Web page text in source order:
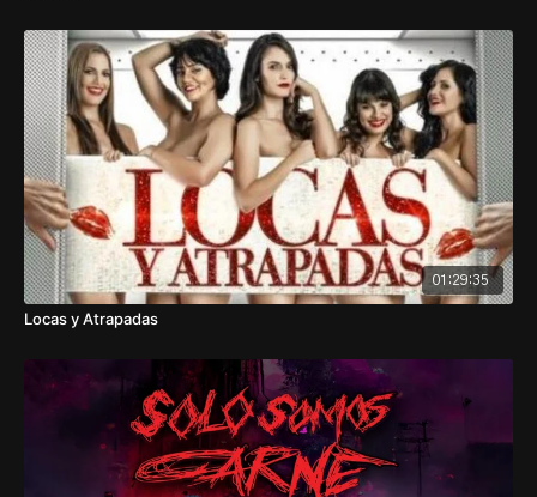
01:29:35
Locas y Atrapadas